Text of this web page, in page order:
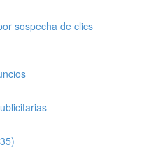
sospecha de clics